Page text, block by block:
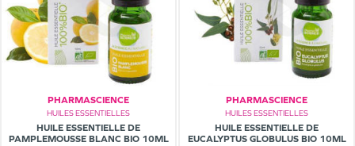
PHARMASCIENCE
HUILES ESSENTIELLES
HUILE ESSENTIELLE DE
PAMPLEMOUSSE BLANC BIO 10ML
PHARMASCIENCE
HUILES ESSENTIELLES
HUILE ESSENTIELLE DE
EUCALYPTUS GLOBULUS BIO 10ML